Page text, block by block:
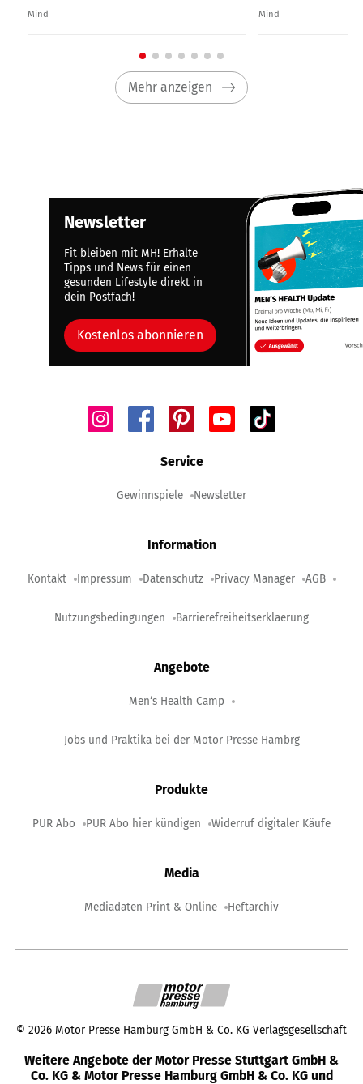
Mind Mind
Mehr anzeigen
Newsletter
Fit bleiben mit MH! Erhalte
Tipps und News für einen
gesunden Lifestyle direkt in
dein Postfach!
Kostenlos abonnieren
Service
Gewinnspiele Newsletter
Information
Kontakt Impressum Datenschutz Privacy Manager AGB
Nutzungsbedingungen Barrierefreiheitserklaerung
Angebote
Men‘s Health Camp
Jobs und Praktika bei der Motor Presse Hambrg
Produkte
PUR Abo PUR Abo hier kündigen Widerruf digitaler Käufe
Media
Mediadaten Print & Online Heftarchiv
© 2026 Motor Presse Hamburg GmbH & Co. KG Verlagsgesellschaft
Weitere Angebote der Motor Presse Stuttgart GmbH &
Co. KG & Motor Presse Hamburg GmbH & Co. KG und